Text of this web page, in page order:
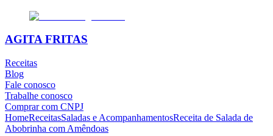
AGITA FRITAS
Receitas
Blog
Fale conosco
Trabalhe conosco
Comprar com CNPJ
HomeReceitasSaladas e AcompanhamentosReceita de Salada de
Abobrinha com Amêndoas